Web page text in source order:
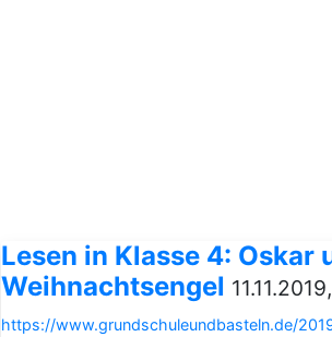
Lesen in Klasse 4: Oskar
Weihnachtsengel
https://www.grundschuleundbasteln.de/